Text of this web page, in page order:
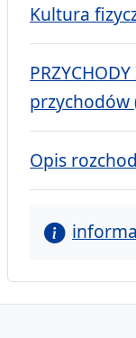
Kultura
przychodów
Opis